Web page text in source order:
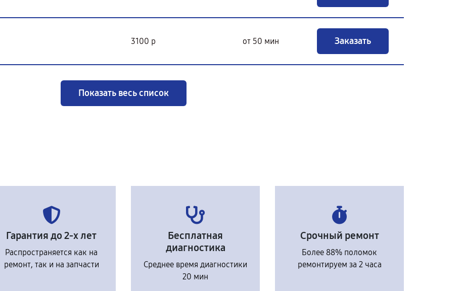
3100 р от 50 мин Заказать
Показать весь список
Гарантия до 2-х лет
Распространяется как на
ремонт, так и на запчасти
Бесплатная
диагностика
Среднее время диагностики
20 мин
Срочный ремонт
Более 88% поломок
ремонтируем за 2 часа